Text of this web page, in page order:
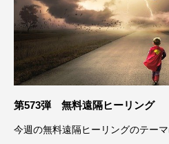
第573弾 無料遠隔ヒーリング
今週の無料遠隔ヒーリングのテー